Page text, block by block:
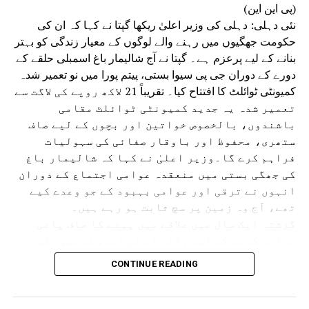
(پی این این)
نئی دہلی: دہلی کی وزیر اعلیٰ ریکھا گپتا نے کہا کہ ان کی
حکومت جھگیوں میں رہنے والے لوگوں کے معیار زندگی کو بہتر
بنانے کے لیے پرعزم ہے۔ گپتا نے آج شالیمار باغ اسمبلی حلقے کے
دورے کے دوران جی پی سیوا بستی، پیتم پورا میں نو تعمیر شدہ
کمیونٹی ٹوائلٹ کا افتتاح کیا۔ تقریباً 21 لاکھ روپے کی لاگت سے
تعمیر شدہ یہ جدید کمیونٹی ٹوائلٹ مقامی
باشندوں، بالخصوص خواتین اور بچوں کے لیے صاف
ستھری، محفوظ اور باوقار صفائی کی سہولیات
فراہم کرے گا۔وزیر اعلیٰ نے کہا کہ شالیمار باغ
کی جھگی بستی میں منعقدہ عوامی اجتماع کے دوران
انہوں نے ترقی اور عوامی بہبود کے جو وعدے کیے
تھے، آج وہ زمین پر سچ ثابت ہو رہے ہیں۔
سستا اور تغذیہ بخش کھانا فراہم کرنے کے لیے اٹل
کینٹین، پانی کی نئی پائپ لائن، سی سی ٹی وی
CONTINUE READING